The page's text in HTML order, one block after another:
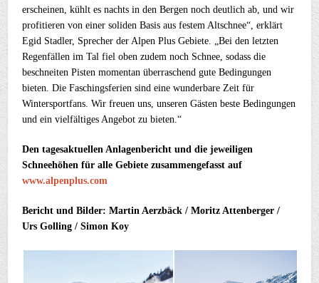
erscheinen, kühlt es nachts in den Bergen noch deutlich ab, und wir
profitieren von einer soliden Basis aus festem Altschnee“, erklärt
Egid Stadler, Sprecher der Alpen Plus Gebiete. „Bei den letzten
Regenfällen im Tal fiel oben zudem noch Schnee, sodass die
beschneiten Pisten momentan überraschend gute Bedingungen
bieten. Die Faschingsferien sind eine wunderbare Zeit für
Wintersportfans. Wir freuen uns, unseren Gästen beste Bedingungen
und ein vielfältiges Angebot zu bieten.“
Den tagesaktuellen Anlagenbericht und die jeweiligen
Schneehöhen für alle Gebiete zusammengefasst auf
www.alpenplus.com
Bericht und Bilder: Martin Aerzbäck / Moritz Attenberger /
Urs Golling / Simon Koy